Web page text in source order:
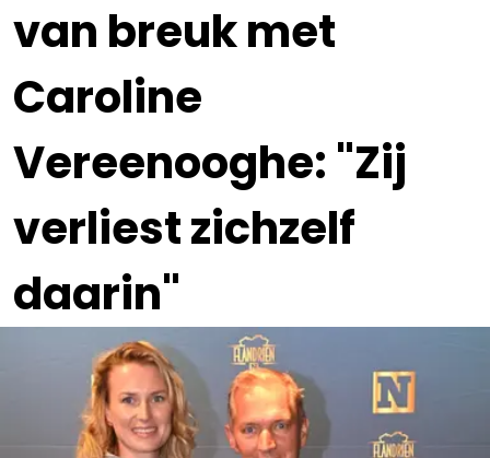
van breuk met
Caroline
Vereenooghe: "Zij
verliest zichzelf
daarin"